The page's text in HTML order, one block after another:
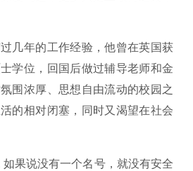
几年的工作经验，他曾在英国获
学位，回国后做过辅导老师和金
围浓厚、思想自由流动的校园之
的相对闭塞，同时又渴望在社会
果说没有一个名号，就没有安全